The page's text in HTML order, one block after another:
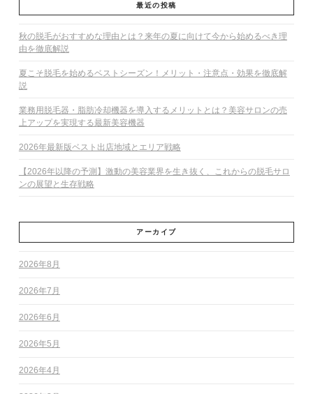
最近の投稿
秋の脱毛がおすすめな理由とは？来年の夏に向けて今から始めるべき理
由を徹底解説
夏こそ脱毛を始めるベストシーズン！メリット・注意点・効果を徹底解
説
業務用脱毛器・脂肪冷却機器を導入するメリットとは？美容サロンの売
上アップを実現する最新美容機器
2026年最新版ベスト出店地域とエリア戦略
【2026年以降の予測】激動の美容業界を生き抜く、これからの脱毛サロ
ンの展望と生存戦略
アーカイブ
2026年8月
2026年7月
2026年6月
2026年5月
2026年4月